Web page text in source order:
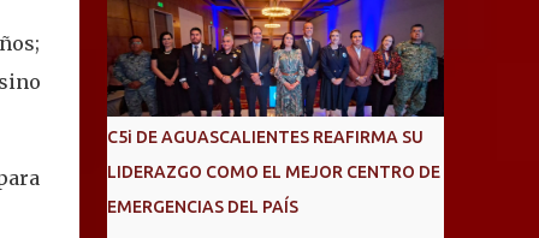
C5i DE AGUASCALIENTES REAFIRMA SU
LIDERAZGO COMO EL MEJOR CENTRO DE
EMERGENCIAS DEL PAÍS